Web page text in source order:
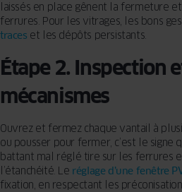
laissés en place gênent la fermeture et
ferrures. Pour les vitrages, les bons
traces et les dépôts persistants.
Étape 2. Inspection
mécanismes
Ouvrez et fermez chaque vantail à
ou pousser pour fermer, c’est le signe
battant mal réglé tire sur les ferrures
l’étanchéité. Le réglage d’une fenêtre
fixation, en respectant les